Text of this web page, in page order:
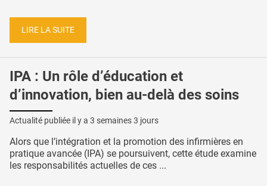
LIRE LA SUITE
IPA : Un rôle d’éducation et
d’innovation, bien au-delà des soins
Actualité publiée il y a 3 semaines 3 jours
Alors que l’intégration et la promotion des infirmières en
pratique avancée (IPA) se poursuivent, cette étude examine
les responsabilités actuelles de ces ...